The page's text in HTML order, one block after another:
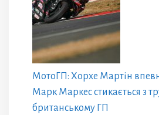
МотоГП: Хорхе Мартін
Марк Маркес стикається з
британському ГП